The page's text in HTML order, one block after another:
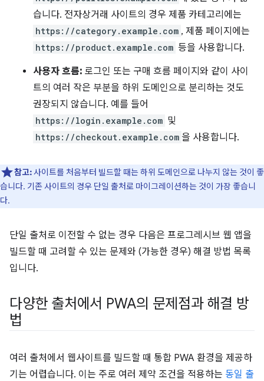
습니다. 전자상거래 사이트의 경우 제품 카테고리에는
https://category.example.com , 제품 페이지에는
https://product.example.com 등을 사용합니다.
사용자 흐름: 로그인 또는 구매 흐름 페이지와 같이 사이
트의 여러 작은 부분을 하위 도메인으로 분리하는 것도
권장되지 않습니다. 예를 들어
https://login.example.com 및
https://checkout.example.com 을 사용합니다.
참고: 사이트를 처음부터 빌드할 때는 하위 도메인으로 나누지 않는 것이 좋
습니다. 기존 사이트의 경우 단일 출처로 마이그레이션하는 것이 가장 좋습니
다.
단일 출처로 이전할 수 없는 경우 다음은 프로그레시브 웹 앱을
빌드할 때 고려할 수 있는 문제와 (가능한 경우) 해결 방법 목록
입니다.
다양한 출처에서 PWA의 문제점과 해결 방
법
여러 출처에서 웹사이트를 빌드할 때 통합 PWA 환경을 제공하
기는 어렵습니다. 이는 주로 여러 제약 조건을 적용하는 동일 출